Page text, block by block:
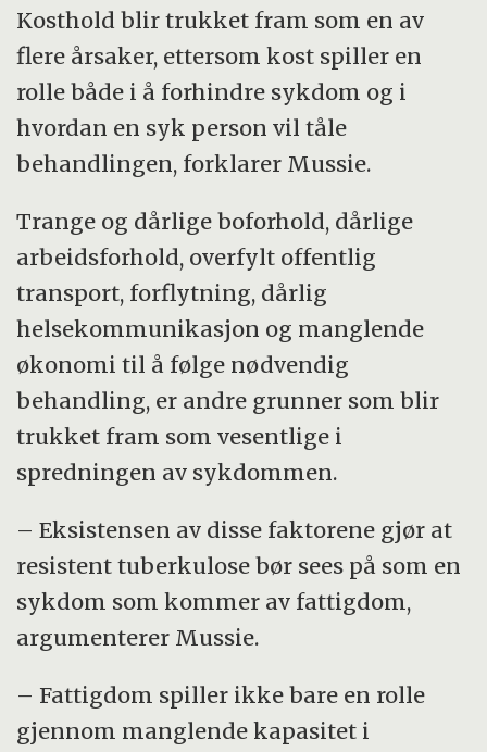
Kosthold blir trukket fram som en av
flere årsaker, ettersom kost spiller en
rolle både i å forhindre sykdom og i
hvordan en syk person vil tåle
behandlingen, forklarer Mussie.
Trange og dårlige boforhold, dårlige
arbeidsforhold, overfylt offentlig
transport, forflytning, dårlig
helsekommunikasjon og manglende
økonomi til å følge nødvendig
behandling, er andre grunner som blir
trukket fram som vesentlige i
spredningen av sykdommen.
– Eksistensen av disse faktorene gjør at
resistent tuberkulose bør sees på som en
sykdom som kommer av fattigdom,
argumenterer Mussie.
– Fattigdom spiller ikke bare en rolle
gjennom manglende kapasitet i